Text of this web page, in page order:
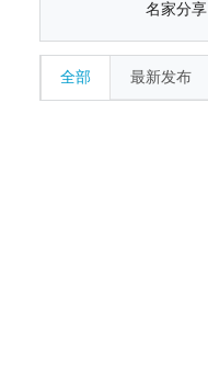
名家分享
全部 最新发布